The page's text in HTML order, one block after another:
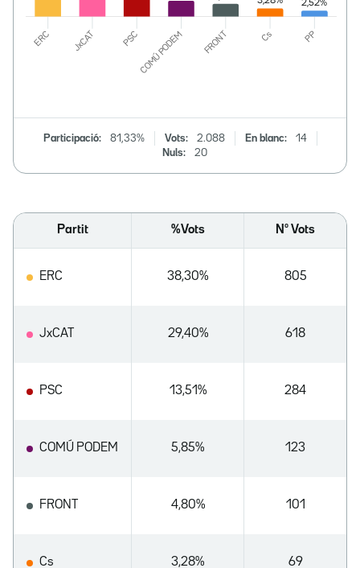
Participació: 81,33% Vots: 2.088 En blanc:
14
Nuls:
20
Partit %Vots Nº Vots
ERC 38,30% 805
JxCAT 29,40% 618
PSC 13,51% 284
COMÚ PODEM 5,85% 123
FRONT 4,80% 101
Cs 3,28% 69